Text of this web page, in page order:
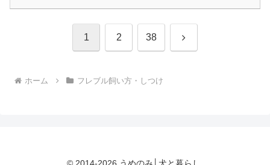
1 2 38 次
ホーム フレブル飼い方・しつけ